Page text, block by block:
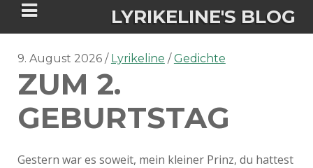
LYRIKELINE'S BLOG
Tania Morgan's Blog über alles, was
sie im Leben bewegt.
ÜBER DIE AUTORIN
9. August 2026 Lyrikeline Gedichte
ZUM 2.
GEBURTSTAG
Gestern war es soweit, mein kleiner Prinz, du hattest